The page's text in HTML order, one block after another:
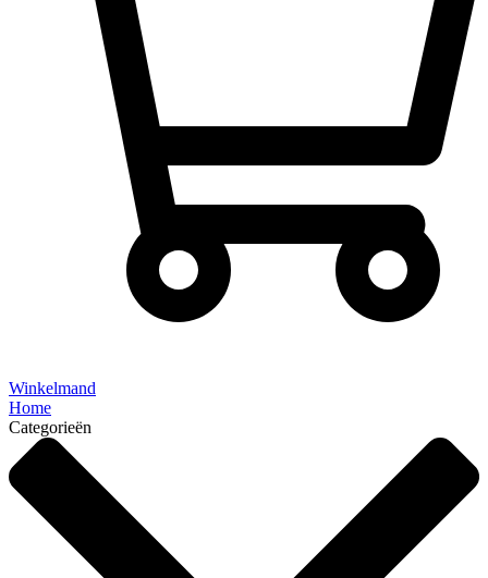
Winkelmand
Home
Categorieën